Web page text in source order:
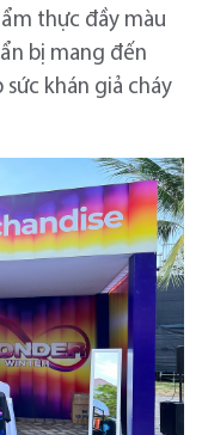
thực đầy màu
bị mang đến
khán giả cháy